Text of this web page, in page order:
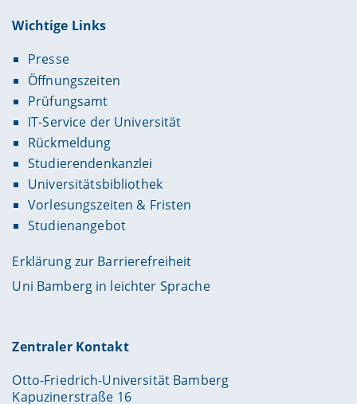
Wichtige Links
Presse
Öffnungszeiten
Prüfungsamt
IT-Service der Universität
Rückmeldung
Studierendenkanzlei
Universitätsbibliothek
Vorlesungszeiten & Fristen
Studienangebot
Erklärung zur Barrierefreiheit
Uni Bamberg in leichter Sprache
Zentraler Kontakt
Otto-Friedrich-Universität Bamberg
Kapuzinerstraße 16